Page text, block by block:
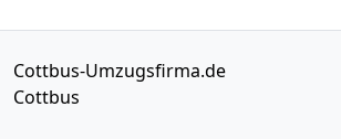
Cottbus-Umzugsfirma.de
Cottbus